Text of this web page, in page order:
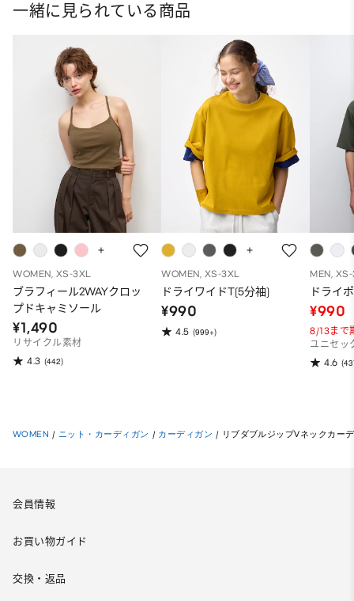
一緒に見られている商品
WOMEN, XS-3XL
ブラフィール2WAYクロッ
プドキャミソール
¥1,490
リサイクル素材
4.3 (442)
WOMEN, XS-3XL
ドライワイドT(5分袖)
¥990
4.5 (999+)
MEN,
ドライ
¥990
8/13まで
ユニセッ
4.6
WOMEN / ニット・カーディガン / カーディガン / リブダブルジップVネックカー
会員情報
お買い物ガイド
交換・返品